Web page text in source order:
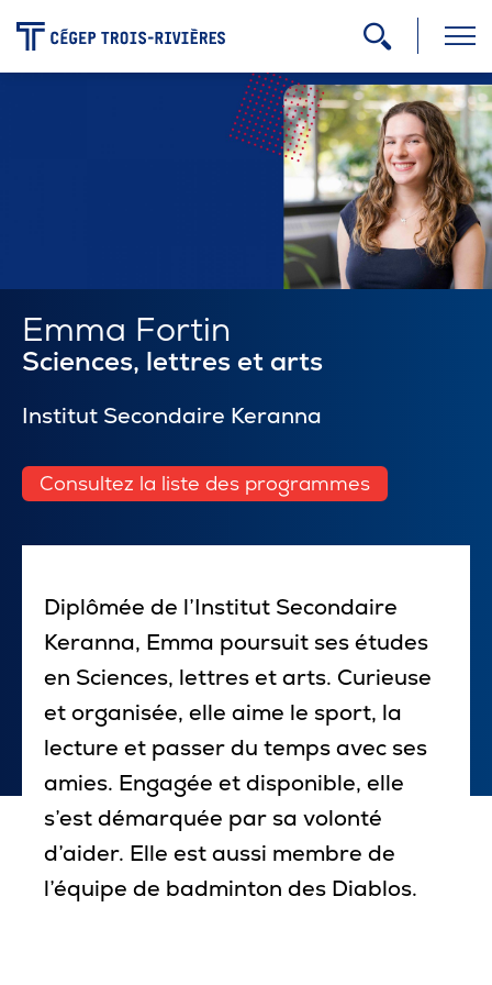
Zone étudiante
Formation continue
Carrière
Pour les entreprises
Le cégep
Notre collège
Services à la population
Stages et emplois pour étudiants
Communications
Emma Fortin
Sciences, lettres et arts
Institut Secondaire Keranna
Diplômée de l’Institut Secondaire
Keranna, Emma poursuit ses études
en Sciences, lettres et arts. Curieuse
et organisée, elle aime le sport, la
lecture et passer du temps avec ses
amies. Engagée et disponible, elle
s’est démarquée par sa volonté
d’aider. Elle est aussi membre de
l’équipe de badminton des Diablos.
Consultez la liste des programmes